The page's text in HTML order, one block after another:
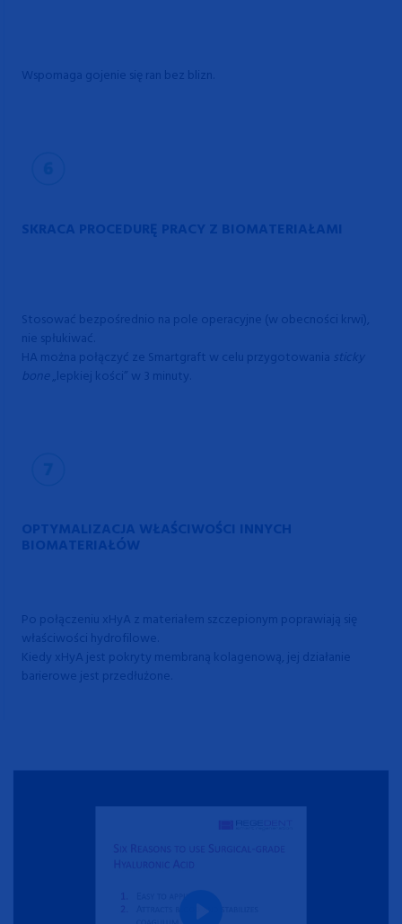
Wspomaga gojenie się ran bez blizn.
SKRACA PROCEDURĘ PRACY Z BIOMATERIAŁAMI
Stosować bezpośrednio na pole operacyjne (w obecności krwi),
nie spłukiwać.
HA można połączyć ze Smartgraft w celu przygotowania sticky
bone„lepkiej kości” w 3 minuty.
OPTYMALIZACJA WŁAŚCIWOŚCI INNYCH
BIOMATERIAŁÓW
Po połączeniu xHyA z materiałem szczepionym poprawiają się
właściwości hydrofilowe.
Kiedy xHyA jest pokryty membraną kolagenową, jej działanie
barierowe jest przedłużone.